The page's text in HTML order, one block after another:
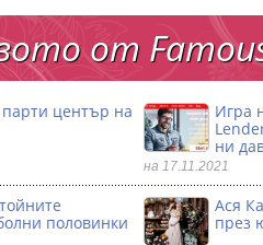
от
парти център на
Игра
ни
на 17.11.2021
половинки
Ася
през